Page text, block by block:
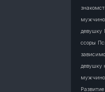
девушку
ссоры
девушку